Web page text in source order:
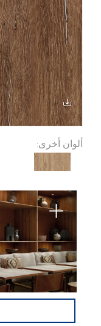
ألوان أخرى: